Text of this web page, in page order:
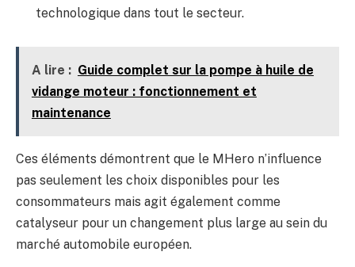
technologique dans tout le secteur.
A lire : Guide complet sur la pompe à huile de
vidange moteur : fonctionnement et
maintenance
Ces éléments démontrent que le MHero n’influence
pas seulement les choix disponibles pour les
consommateurs mais agit également comme
catalyseur pour un changement plus large au sein du
marché automobile européen.